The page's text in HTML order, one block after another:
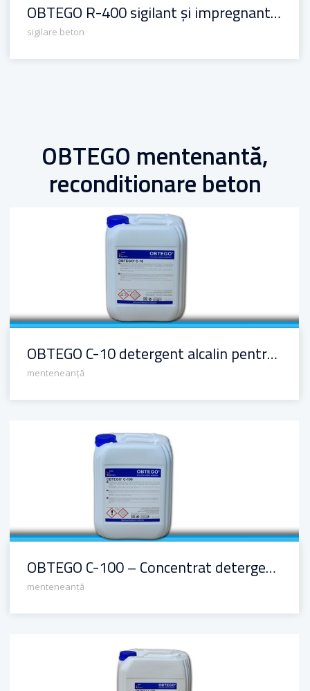
OBTEGO R-400 sigilant și impregnant special pe bază de silan cu solvent pentru beton
sigilare beton
OBTEGO mentenantă,
reconditionare beton
OBTEGO C-10 detergent alcalin pentru beton
menteneanță
OBTEGO C-100 – Concentrat detergent pH neutru pentru curățenia zilnică
menteneanță